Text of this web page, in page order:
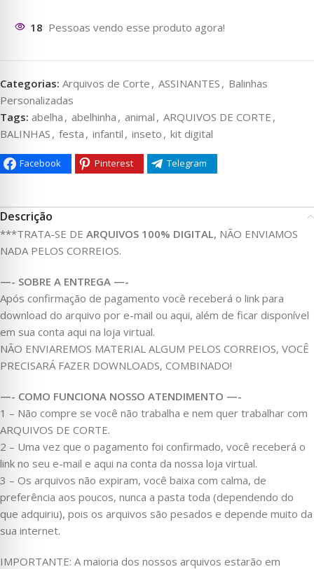
13 Pessoas vendo esse produto agora!
Categorias: Arquivos de Corte , ASSINANTES , Balinhas
Personalizadas
Tags: abelha , abelhinha , animal , ARQUIVOS DE CORTE ,
BALINHAS , festa , infantil , inseto , kit digital
Facebook Pinterest Telegram
Descrição
***TRATA-SE DE ARQUIVOS 100% DIGITAL, NÃO ENVIAMOS
NADA PELOS CORREIOS.
—- SOBRE A ENTREGA —-
Após confirmação de pagamento você receberá o link para
download do arquivo por e-mail ou aqui, além de ficar disponível
em sua conta aqui na loja virtual.
NÃO ENVIAREMOS MATERIAL ALGUM PELOS CORREIOS, VOCÊ
PRECISARÁ FAZER DOWNLOADS, COMBINADO!
—- COMO FUNCIONA NOSSO ATENDIMENTO —-
1 – Não compre se você não trabalha e nem quer trabalhar com
ARQUIVOS DE CORTE.
2 – Uma vez que o pagamento foi confirmado, você receberá o
link no seu e-mail e aqui na conta da nossa loja virtual.
3 – Os arquivos não expiram, você baixa com calma, de
preferência aos poucos, nunca a pasta toda (dependendo do
que adquiriu), pois os arquivos são pesados e depende muito da
sua internet.
IMPORTANTE: A maioria dos nossos arquivos estarão em